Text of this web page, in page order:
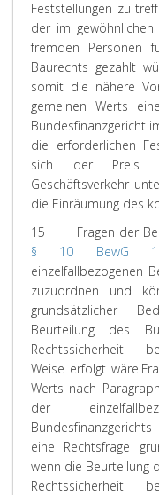
Feststellungen zu
der im
fremden Personen
Baurechts gezahlt
somit die nähere
gemeinen Werts
Bundesfinanzgericht
die erforderlichen
sich der Preis
Geschäftsverkehr
die Einräumung des
15 Fragen der
§ 10 BewG
einzelfallbezogenen
zuzuordnen und
grundsätzlicher
Beurteilung des
Rechtssicherheit
Weise erfolgt wäre.
Werts nach
der
eine Rechtsfrage
wenn die Beurteilung
Rechtssicherheit